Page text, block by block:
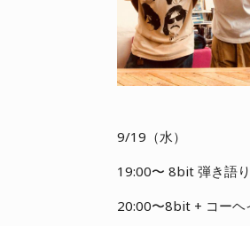
9/19（水）
1 9:00〜 8bit 弾き語り
20:00〜8bit + コーヘ